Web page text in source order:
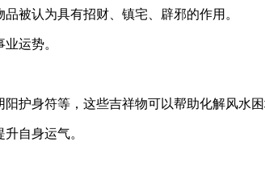
被认为具有招财、镇宅、辟邪的作用。
运势。
护身符等，这些吉祥物可以帮助化解风水困
自身运气。